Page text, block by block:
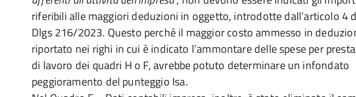
riferibili alle maggiori deduzioni in oggetto, introdotte dall’articolo 4
Dlgs 216/2023. Questo perché il maggior costo ammesso in
riportato nei righi in cui è indicato l’ammontare delle spese per
di lavoro dei quadri H o F, avrebbe potuto determinare un infondato
peggioramento del punteggio Isa.